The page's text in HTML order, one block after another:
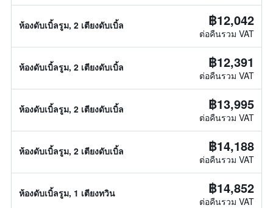
ห้องดับเบิ้ลรูม, 2 เตียงดับเบิ้ล ฿12,042
ต่อคืนรวม VAT
ห้องดับเบิ้ลรูม, 2 เตียงดับเบิ้ล ฿12,391
ต่อคืนรวม VAT
ห้องดับเบิ้ลรูม, 2 เตียงดับเบิ้ล ฿13,995
ต่อคืนรวม VAT
ห้องดับเบิ้ลรูม, 2 เตียงดับเบิ้ล ฿14,188
ต่อคืนรวม VAT
ห้องดับเบิ้ลรูม, 1 เตียงทวิน ฿14,852
ต่อคืนรวม VAT